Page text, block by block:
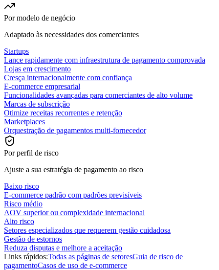
Por modelo de negócio
Adaptado às necessidades dos comerciantes
Startups
Lance rapidamente com infraestrutura de pagamento comprovada
Lojas em crescimento
Cresça internacionalmente com confiança
E-commerce empresarial
Funcionalidades avançadas para comerciantes de alto volume
Marcas de subscrição
Otimize receitas recorrentes e retenção
Marketplaces
Orquestração de pagamentos multi-fornecedor
Por perfil de risco
Ajuste a sua estratégia de pagamento ao risco
Baixo risco
E-commerce padrão com padrões previsíveis
Risco médio
AOV superior ou complexidade internacional
Alto risco
Setores especializados que requerem gestão cuidadosa
Gestão de estornos
Reduza disputas e melhore a aceitação
Links rápidos:Todas as páginas de setoresGuia de risco de
pagamentoCasos de uso de e-commerce